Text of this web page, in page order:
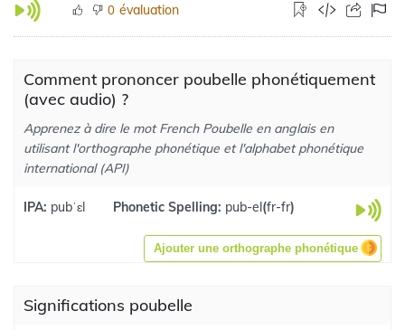
0 évaluation
Comment prononcer poubelle phonétiquement
(avec audio) ?
Apprenez à dire le mot French Poubelle en anglais en
utilisant l'orthographe phonétique et l'alphabet phonétique
international (API)
IPA: pubˈɛl Phonetic Spelling: pub-el(fr-fr)
Ajouter une orthographe phonétique
Significations poubelle